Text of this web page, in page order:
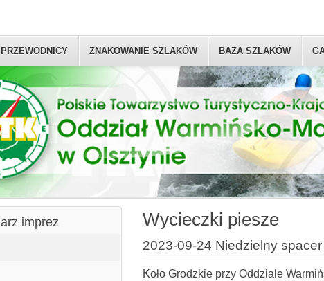
PRZEWODNICY ZNAKOWANIE SZLAKÓW BAZA SZLAKÓW
imprez Wycieczki piesze
2023-09-24 Niedzielny
Koło Grodzkie przy Oddziale